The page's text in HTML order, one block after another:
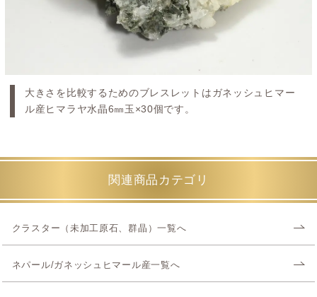
大きさを比較するためのブレスレットはガネッシュヒマー
ル産ヒマラヤ水晶6㎜玉×30個です。
関連商品カテゴリ
クラスター（未加工原石、群晶）一覧へ
ネパール/ガネッシュヒマール産一覧へ